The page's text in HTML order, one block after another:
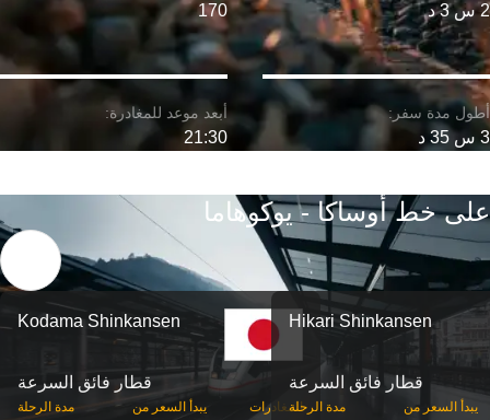
2 س 3 د
3 س 35 د
170
21:30
على خط أوساكا - يوكوهاما
Kodama Shinkansen
قطار فائق السرعة
مدة الرحلة ‎يبدأ السعر من ‎المغادرات
Hikari Shinkansen
قطار فائق السرعة
مدة الرحلة ‎يبدأ السعر من